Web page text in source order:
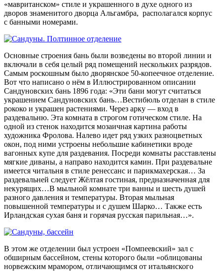
«мавританском» стиле и украшенного в духе одного из
дворов знаменитого дворца Альгамбра, располагался корпус
с банными номерами.
Основные строения бань были возведены во второй линии и
включали в себя целый ряд помещений нескольких разрядов.
Самым роскошным было дворянское 50-копеечное отделение.
Вот что написано о нём в Иллюстрированном описании
Сандуновских бань 1896 года: «Эти бани могут считаться
украшением Сандуновских бань…Вестибюль отделан в стиле
рококо и украшен растениями. Через арку — вход в
раздевальню. Эта комната в строгом готическом стиле. На
одной из стенок находится мозаичная картина работы
художника Фролова. Налево идет ряд узких разноцветных
окон, под ними устроены небольшие кабинетики вроде
вагонных купе для раздевания. Посреди комнаты расставлены
мягкие диваны, а направо находится камин. При раздевальне
имеется читальня в стиле ренессанс и парикмахерская… За
раздевальней следует Жёлтая гостиная, предназначенная для
некурящих…В мыльной комнате три ванны и шесть душей
разного давления и температуры. Вторая мыльная
повышенной температуры и с душем Шарко… Также есть
Ирландская сухая баня и горячая русская парильная…».
В этом же отделении был устроен «Помпеевский» зал с
обширным бассейном, стены которого были «облицованы
норвежским мрамором, отличающимся от итальянского